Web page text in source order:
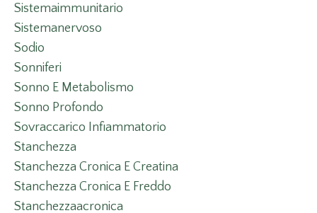
Sistemaimmunitario
Sistemanervoso
Sodio
Sonniferi
Sonno E Metabolismo
Sonno Profondo
Sovraccarico Infiammatorio
Stanchezza
Stanchezza Cronica E Creatina
Stanchezza Cronica E Freddo
Stanchezzaacronica